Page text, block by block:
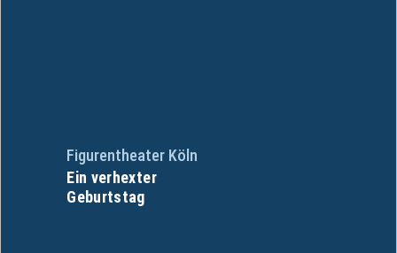
Figurentheater Köln
Ein verhexter
Geburtstag